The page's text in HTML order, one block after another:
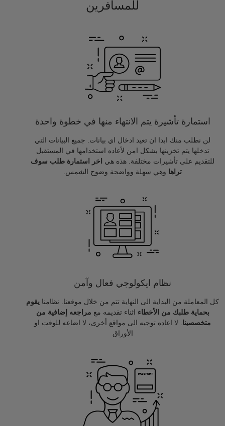
للمسافرين
استمارة تأشيرة يتم الانتهاء منها في خطوة واحدة
لن نطلب منك ابدا ان تعيد ادخال اي بيانات. جميع البيانات التي
تدخلها يتم تخزينها بشكل امن لأعاده استخدامها في المستقبل
للتقديم على تأشيرات مختلفة. هذه هي
اخر استمارة طلب سوف
تراها وهي سهلة وواضحة وضوح الشمس.
نظام ايكولوجي فعال وآمن
كل المعاملة من البداية الى النهاية تتم من خلال موقعنا. نظامنا يقوم
بحماية طلبك من الأخطاء اثناء تقديمه مع مراجعه إضافية من
متخصصينا . لا اعاده توجيه الى مواقع أخرى، لا اضاعه للوقت او
الأوراق